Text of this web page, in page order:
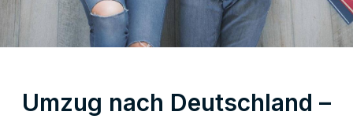
Umzug nach Deutschland –